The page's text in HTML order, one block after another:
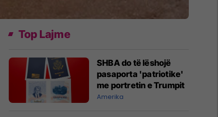
Top Lajme
SHBA do të lëshojë
pasaporta 'patriotike'
me portretin e Trumpit
Amerika